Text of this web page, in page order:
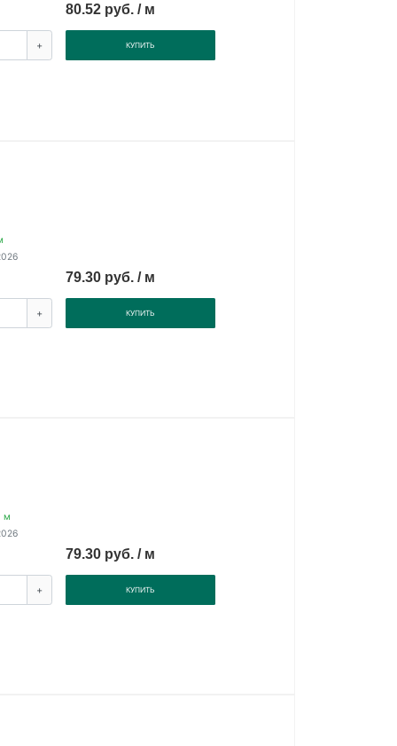
80.52 руб. / м
+ КУПИТЬ
79.30 руб. / м
+ КУПИТЬ
м
79.30 руб. / м
+ КУПИТЬ